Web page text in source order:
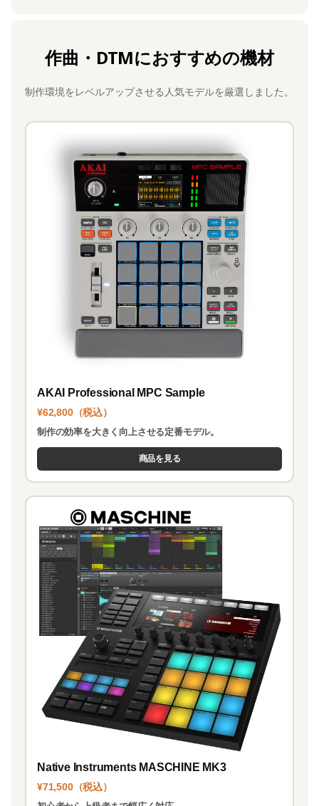
作曲・DTMにおすすめの機材
制作環境をレベルアップさせる人気モデルを厳選しました。
AKAI Professional MPC Sample
¥62,800（税込）
制作の効率を大きく向上させる定番モデル。
商品を見る
Native Instruments MASCHINE MK3
¥71,500（税込）